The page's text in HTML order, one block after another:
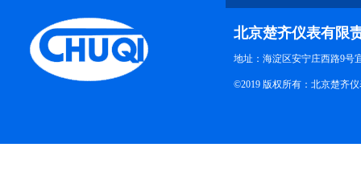
北京楚齐仪表有限
地址：海淀区安宁庄西路9号
©2019 版权所有：北京楚齐